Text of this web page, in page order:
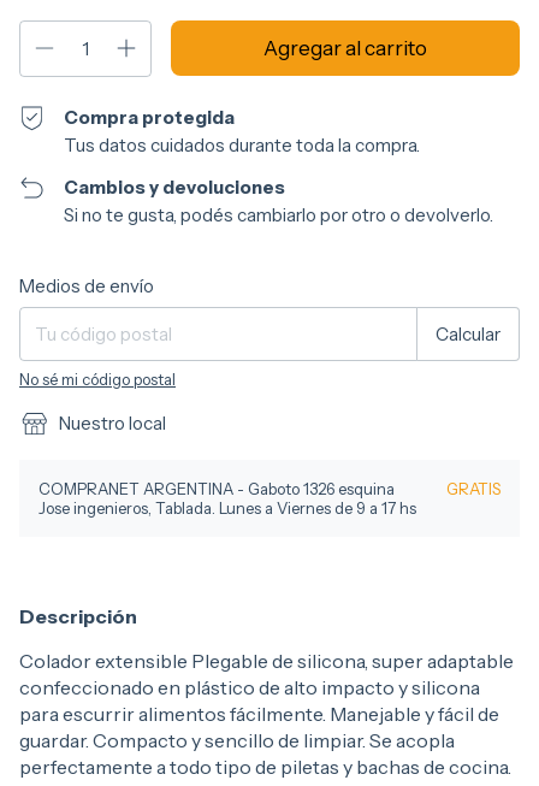
Compra protegida
Tus datos cuidados durante toda la compra.
Cambios y devoluciones
Si no te gusta, podés cambiarlo por otro o devolverlo.
Entregas para el CP:
Medios de envío
Calcular
No sé mi código postal
Nuestro local
COMPRANET ARGENTINA - Gaboto 1326 esquina
Jose ingenieros, Tablada. Lunes a Viernes de 9 a 17 hs
GRATIS
Descripción
Colador extensible Plegable de silicona, super adaptable
confeccionado en plástico de alto impacto y silicona
para escurrir alimentos fácilmente. Manejable y fácil de
guardar. Compacto y sencillo de limpiar. Se acopla
perfectamente a todo tipo de piletas y bachas de cocina.